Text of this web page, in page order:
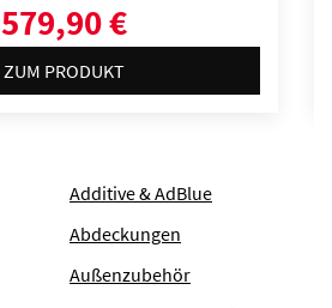
DIAGNOSE/ACHSE
579,90 €
ZUM PRODUKT
Additive & AdBlue
Abdeckungen
Außenzubehör